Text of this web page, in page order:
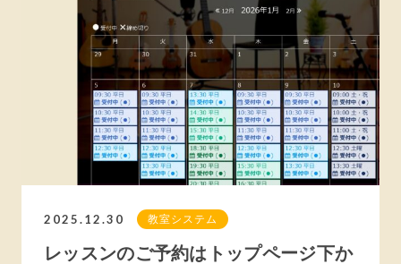
2025.12.30 教室システム
レッスンのご予約はトップページ下か